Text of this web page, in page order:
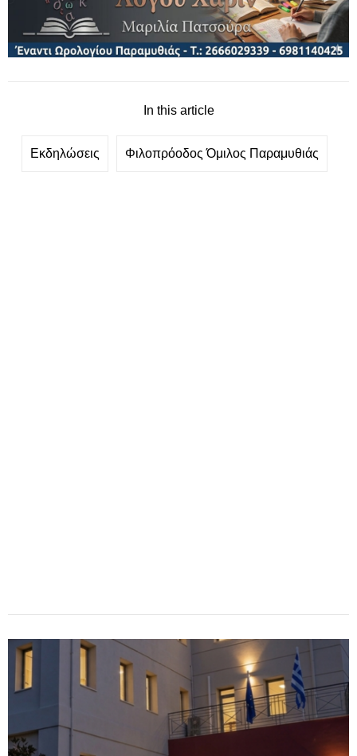
In this article
Εκδηλώσεις Φιλοπρόοδος Όμιλος Παραμυθιάς